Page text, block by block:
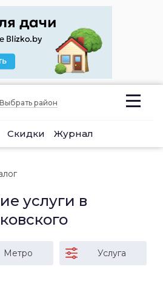
Выбрать район
Скидки Журнал
услуги в
Метро Услуга